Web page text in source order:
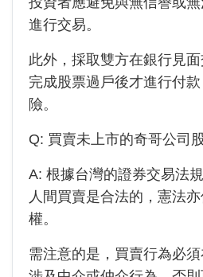
進行交易。
此外，採取雙方在銀行見
完成股票過戶後才進行付
險。
Q: 買賣未上市的奇哥公司
A: 根據台灣的證券交易法
人間買賣是合法的，憲法
權。
需注意的是，買賣行為必